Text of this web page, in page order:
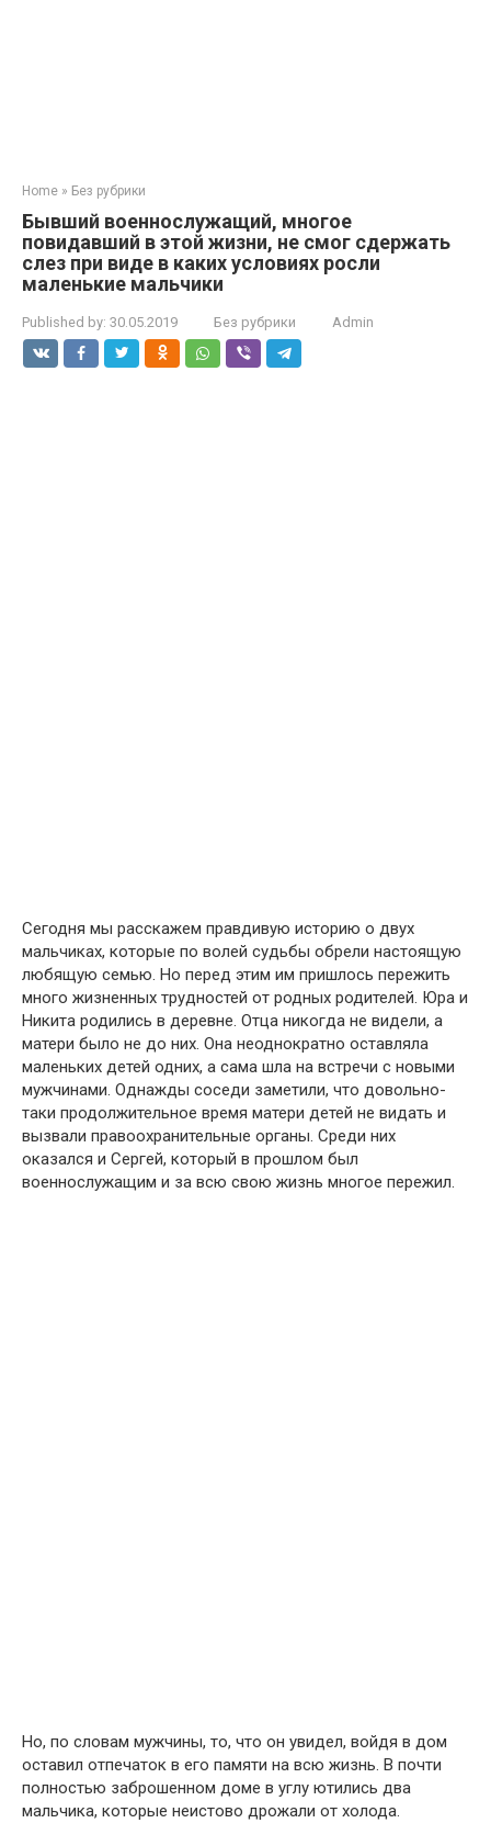
Home » Без рубрики
Бывший военнослужащий, многое
повидавший в этой жизни, не смог сдержать
слез при виде в каких условиях росли
маленькие мальчики
Published by: 30.05.2019 Без рубрики Admin
Сегодня мы расскажем правдивую историю о двух
мальчиках, которые по волей судьбы обрели настоящую
любящую семью. Но перед этим им пришлось пережить
много жизненных трудностей от родных родителей. Юра и
Никита родились в деревне. Отца никогда не видели, а
матери было не до них. Она неоднократно оставляла
маленьких детей одних, а сама шла на встречи с новыми
мужчинами. Однажды соседи заметили, что довольно-
таки продолжительное время матери детей не видать и
вызвали правоохранительные органы. Среди них
оказался и Сергей, который в прошлом был
военнослужащим и за всю свою жизнь многое пережил.
Но, по словам мужчины, то, что он увидел, войдя в дом
оставил отпечаток в его памяти на всю жизнь. В почти
полностью заброшенном доме в углу ютились два
мальчика, которые неистово дрожали от холода.